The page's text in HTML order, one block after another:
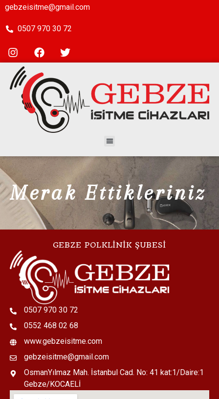
gebzeisitme@gmail.com
0507 970 30 72
Merak Ettikleriniz
GEBZE POLKLİNİK ŞUBESİ
0507 970 30 72
0552 468 02 68
www.gebzeisitme.com
gebzeisitme@gmail.com
OsmanYılmaz Mah. İstanbul Cad. No: 41 kat:1/Daire:1
Gebze/KOCAELİ